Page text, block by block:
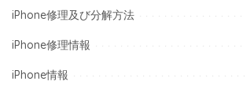
iPhone修理及び分解方法
iPhone修理情報
iPhone情報